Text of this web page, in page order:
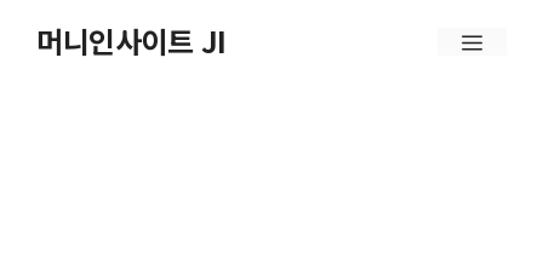
머니인사이트 JI
메